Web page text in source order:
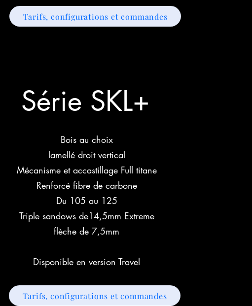
Tarifs, configurations et commandes
Série SKL+
Bois au choix
lamellé droit vertical
Mécanisme et accastillage Full titane
Renforcé fibre de carbone
Du 105 au 125
Triple sandows de14,5mm Extreme
flèche de 7,5mm
Disponible en version Travel
Tarifs, configurations et commandes